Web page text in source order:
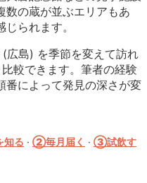
数の蔵が並ぶエリアもあ
られます。
広島) を季節を変えて訪れ
較できます。筆者の経験
番によって発見の深さが変
る · ②毎月届く · ③試飲す